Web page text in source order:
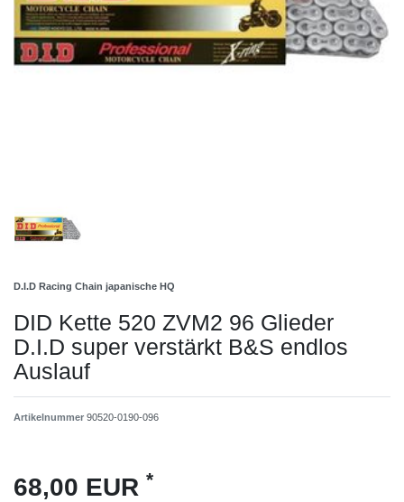
D.I.D Racing Chain japanische HQ
DID Kette 520 ZVM2 96 Glieder
D.I.D super verstärkt B&S endlos
Auslauf
Artikelnummer 90520-0190-096
68,00 EUR *